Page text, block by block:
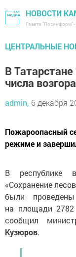
НОВОСТИ
Газета "Посинформ"
ЦЕНТРАЛЬНЫЕ
В
числа
admin, 6 декабря
Пожароопасный
режиме и
В республике
«Сохранение
были
на площади
сообщил
Кузюров.